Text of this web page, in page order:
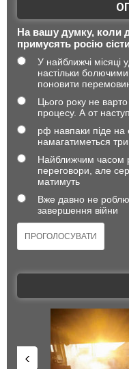
На вашу думку, коли
примусять росію
У найближчі місяці
настільки
поновити
Цього року не
процесу. А от
рф навпаки піде на
намагатиметься
Найближчим часом
переговори, але
матимуть
Вже давно не
завершення війни